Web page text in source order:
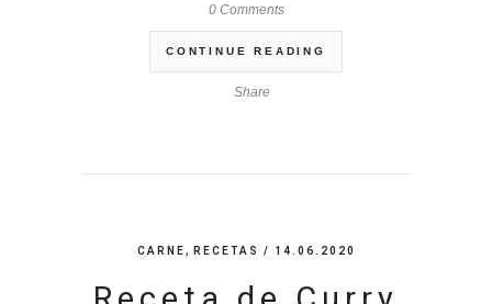
0 Comments
CONTINUE READING
Share
CARNE, RECETAS / 14.06.2020